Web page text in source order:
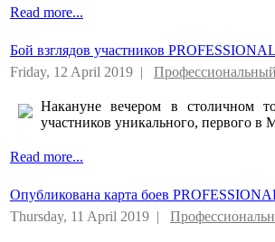
Read more...
Бой взглядов участников
Friday, 12 April 2019 |
Накануне вечером в столичном
участников уникального, первого
Read more...
Опубликована карта боев
Thursday, 11 April 2019 |